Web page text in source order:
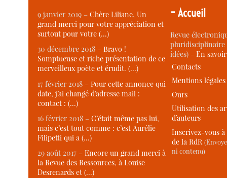
9 janvier 2019 –Chère Liliane, Un
grand merci pour votre appréciation et
surtout pour votre (…)
30 décembre 2018 –Bravo !
Somptueuse et riche présentation de ce
merveilleux poète et érudit. (…)
17 février 2018 –Pour cette annonce qui
date, j’ai changé d’adresse mail :
contact : (…)
16 février 2018 –C’était même pas lui,
mais c’est tout comme : c’est Aurélie
Filipetti qui a (…)
29 août 2017 –Encore un grand merci à
la Revue des Ressources, à Louise
Desrenards et (…)
-Accueil
Revue
idées) -En
Contacts
Mentions légales
Ours
Utilisation des
d’auteurs
Inscrivez-vous
de la RdR
ni contenu)